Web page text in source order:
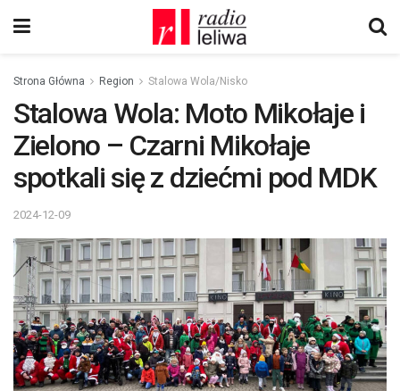
Strona Główna Region Stalowa Wola/Nisko
Stalowa Wola: Moto Mikołaje i
Zielono – Czarni Mikołaje
spotkali się z dziećmi pod MDK
2024-12-09